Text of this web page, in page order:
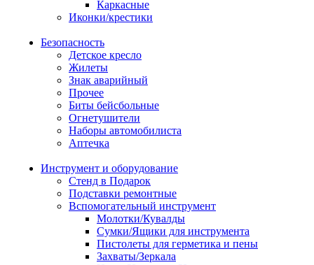
Каркасные
Иконки/крестики
Безопасность
Детское кресло
Жилеты
Знак аварийный
Прочее
Биты бейсбольные
Огнетушители
Наборы автомобилиста
Аптечка
Инструмент и оборудование
Стенд в Подарок
Подставки ремонтные
Вспомогательный инструмент
Молотки/Кувалды
Сумки/Ящики для инструмента
Пистолеты для герметика и пены
Захваты/Зеркала